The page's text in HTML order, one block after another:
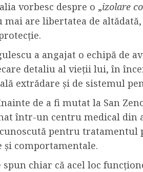
vorbesc despre o „izolare
mai are libertatea de
a angajat o echipă de
detaliu al vieții lui, în
extrădare și de sistemul
de a fi mutat la San
într-un centru medical din
pentru
și comportamentale.
spun chiar că acel loc